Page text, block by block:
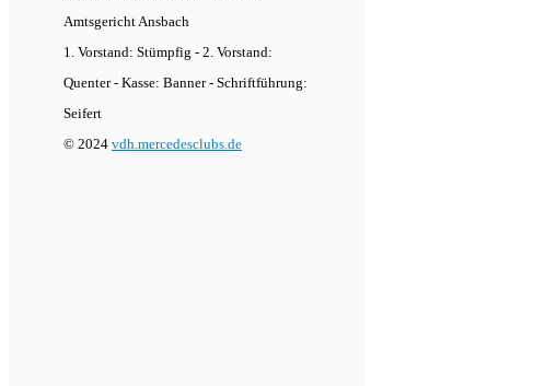
Amtsgericht Ansbach
1. Vorstand: Stümpfig - 2. Vorstand:
Quenter - Kasse: Banner - Schriftführung:
Seifert
© 2024 vdh.mercedesclubs.de